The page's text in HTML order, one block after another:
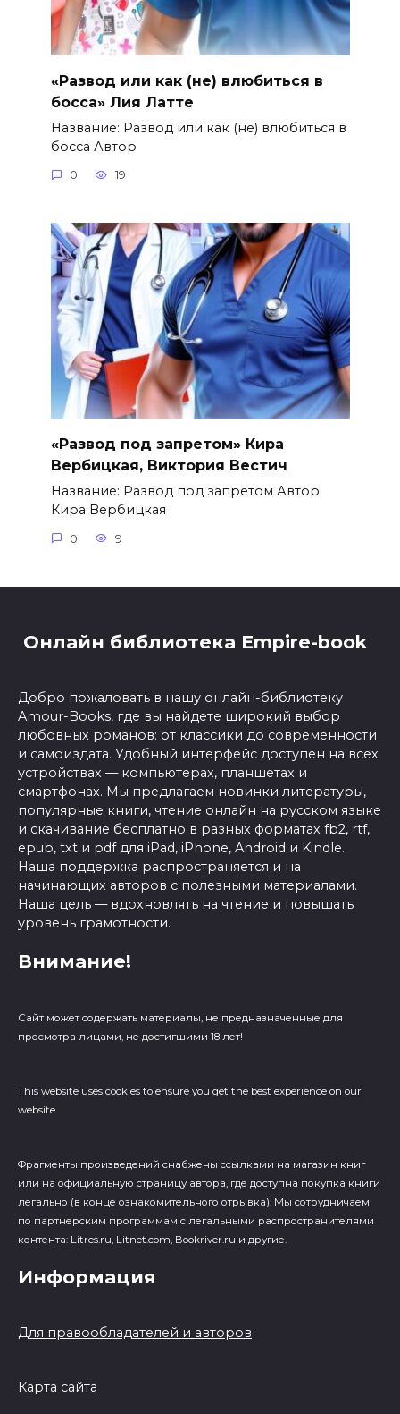
«Развод или как (не) влюбиться в
босса» Лия Латте
Название: Развод или как (не) влюбиться в
босса Автор
0 19
«Развод под запретом» Кира
Вербицкая, Виктория Вестич
Название: Развод под запретом Автор:
Кира Вербицкая
0 9
Онлайн библиотека Empire-book
Добро пожаловать в нашу онлайн-библиотеку
Amour-Books, где вы найдете широкий выбор
любовных романов: от классики до современности
и самоиздата. Удобный интерфейс доступен на всех
устройствах — компьютерах, планшетах и
смартфонах. Мы предлагаем новинки литературы,
популярные книги, чтение онлайн на русском языке
и скачивание бесплатно в разных форматах fb2, rtf,
epub, txt и pdf для iPad, iPhone, Android и Kindle.
Наша поддержка распространяется и на
начинающих авторов с полезными материалами.
Наша цель — вдохновлять на чтение и повышать
уровень грамотности.
Внимание!
Сайт может содержать материалы, не предназначенные для
просмотра лицами, не достигшими 18 лет!
This website uses cookies to ensure you get the best experience on our
website.
Фрагменты произведений cнабжены ссылками на магазин книг
или на официальную страницу автора, где доступна покупка книги
легально (в конце ознакомительного отрывка). Мы сотрудничаем
по партнерским программам с легальными распространителями
контента: Litres.ru, Litnet.com, Bookriver.ru и другие.
Информация
Для правообладателей и авторов
Карта сайта